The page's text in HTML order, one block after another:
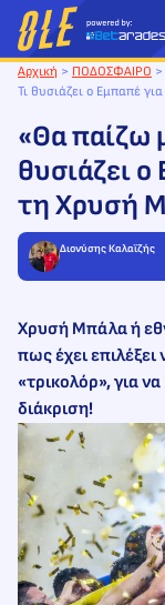
Μετάβαση
στο
περιεχόμενο
Αρχική > ΠΟΔΟΣΦΑΙΡΟ >
Τι θυσιάζει ο Εμπαπέ
«Θα παίζω
θυσιάζει ο
τη Χρυσή
Διονύσης Καλαϊζής
Χρυσή Μπάλα ή
πως έχει
«τρικολόρ», για
διάκριση!